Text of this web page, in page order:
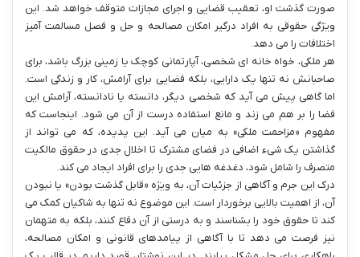
صورت گذشت او، تعقیب قضایی و اجرای مجازات متوقف خواهد شد. این
ویژگی حقوقی به افراد درگیر امکان مصالحه و حل و فصل مسالمت آمیز
اختلافات را می دهد.
هر ملکی، خواه خانه ای شخصی، آپارتمانی کوچک یا زمینی بزرگ باشد، برای
صاحبانش نه تنها یک دارایی، بلکه فضایی برای آرامش، کار و زندگی است.
اما گاهی پیش می آید که شخصی دیگر، دانسته یا نادانسته، آرامش این
فضا را بر هم می زند و مانع استفاده درست از آن می شود. اینجاست که
مفهوم «مزاحمت ملکی» به میان می آید. این پدیده، که می تواند از
گذاشتن یک شیء اضافی در فضای مشترک تا اخلال جدی در حقوق مالکیت
متصرف را شامل شود، دغدغه هایی جدی را برای افراد ایجاد می کند.
درک این جرم و آگاهی از جزئیات آن، به ویژه «قابل گذشت بودن» یا نبودن
آن، از اهمیت بالایی برخوردار است. این موضوع نه تنها به شاکیان کمک می
کند تا حقوق خود را بشناسند و به درستی از آن دفاع کنند، بلکه به متهمان
نیز فرصت می دهد تا با آگاهی از پیامدهای قانونی و امکان مصالحه،